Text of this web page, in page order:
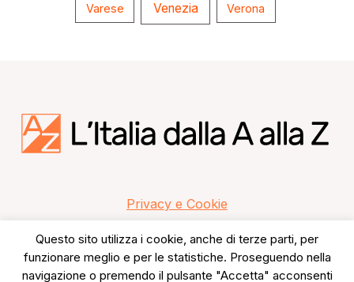
Varese Venezia Verona
Privacy e Cookie
Questo sito utilizza i cookie, anche di terze parti, per
funzionare meglio e per le statistiche. Proseguendo nella
navigazione o premendo il pulsante "Accetta" acconsenti